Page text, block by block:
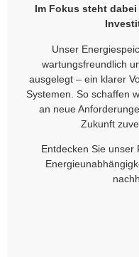
Im Fokus steht dabei
Unser
wartungsfreundlich
ausgelegt – ein klarer
Systemen. So schaffen
an neue
Zukunft
Entdecken Sie unser